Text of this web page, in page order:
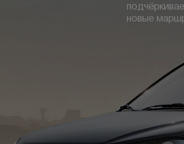
новые